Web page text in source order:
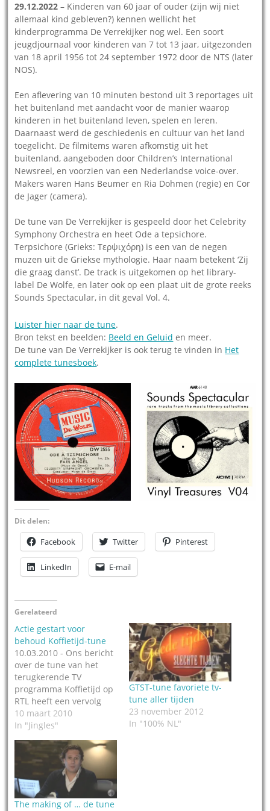
29.12.2022 – Kinderen van 60 jaar of ouder (zijn wij niet
allemaal kind gebleven?) kennen wellicht het
kinderprogramma De Verrekijker nog wel. Een soort
jeugdjournaal voor kinderen van 7 tot 13 jaar, uitgezonden
van 18 april 1956 tot 24 september 1972 door de NTS (later
NOS).
Een aflevering van 10 minuten bestond uit 3 reportages uit
het buitenland met aandacht voor de manier waarop
kinderen in het buitenland leven, spelen en leren.
Daarnaast werd de geschiedenis en cultuur van het land
toegelicht. De filmitems waren afkomstig uit het
buitenland, aangeboden door Children’s International
Newsreel, en voorzien van een Nederlandse voice-over.
Makers waren Hans Beumer en Ria Dohmen (regie) en Cor
de Jager (camera).
De tune van De Verrekijker is gespeeld door het Celebrity
Symphony Orchestra en heet Ode a tepsichore.
Terpsichore (Grieks: Τερψιχόρη) is een van de negen
muzen uit de Griekse mythologie. Haar naam betekent ‘Zij
die graag danst’. De track is uitgekomen op het library-
label De Wolfe, en later ook op een plaat uit de grote reeks
Sounds Spectacular, in dit geval Vol. 4.
Luister hier naar de tune.
Bron tekst en beelden: Beeld en Geluid en meer.
De tune van De Verrekijker is ook terug te vinden in Het
complete tunesboek.
Dit delen:
Facebook Twitter Pinterest
LinkedIn E-mail
Gerelateerd
Actie gestart voor
behoud Koffietijd-tune
10.03.2010 - Ons bericht
over de tune van het
terugkerende TV
programma Koffietijd op
RTL heeft een vervolg
gekregen. Voorstander
van het behoud van
Richard van Iperen, is
een actie gestart om de
originele tune van
Koffietijd terug te laten
keren. Op de website
10 maart 2010
In "Jingles"
GTST-tune favoriete tv-
tune aller tijden
23 november 2012
In "100% NL"
The making of … de tune